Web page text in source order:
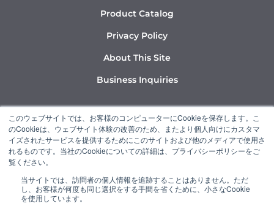
このウェブサイトでは、お客様のコンピューターにCookieを保存します。こ
のCookieは、ウェブサイト体験の改善のため、またより個人向けにカスタマ
イズされたサービスを提供するためにこのサイトおよび他のメディアで使用さ
れるものです。当社のCookieについての詳細は、プライバシーポリシーをご
覧ください。
当サイトでは、訪問者の個人情報を追跡することはありません。ただ
し、お客様が何度も同じ選択をする手間を省くために、小さなCookie
を使用しています。
Product Catalog
Privacy Policy
About This Site
Business Inquiries
Y
o
u
t
b
I
n
s
t
g
L
i
n
k
d
“NARUMI” is a member of the Ishizuka Glass Group.